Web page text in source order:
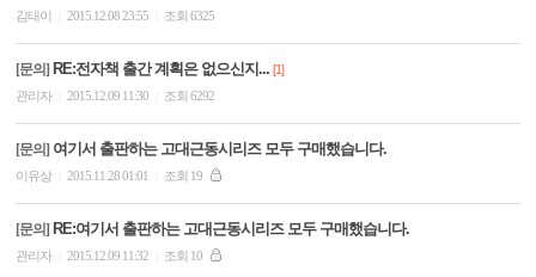
김태이 2015.12.08 23:55 조회 6325
[문의] RE:전자책 출간 계획은 없으신지... [1]
관리자
2015.12.09 11:30 조회 6292
[문의] 여기서 출판하는 고대근동시리즈 모두 구매했습니다.
이유상 2015.11.28 01:01 조회 19
[문의] RE:여기서 출판하는 고대근동시리즈 모두 구매했습니다.
관리자 2015.12.09 11:32 조회 10